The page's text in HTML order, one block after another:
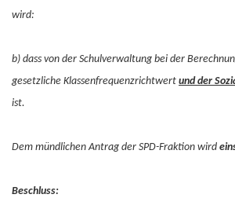
wird:
b) dass von der Schulverwaltung bei der
gesetzliche Klassenfrequenzrichtwert und der
ist.
Dem mündlichen Antrag der SPD-Fraktion wird
Beschluss: